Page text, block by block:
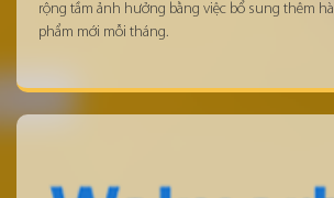
rộng tầm ảnh hưởng bằng việc bổ sung thêm
phẩm mới mỗi tháng.